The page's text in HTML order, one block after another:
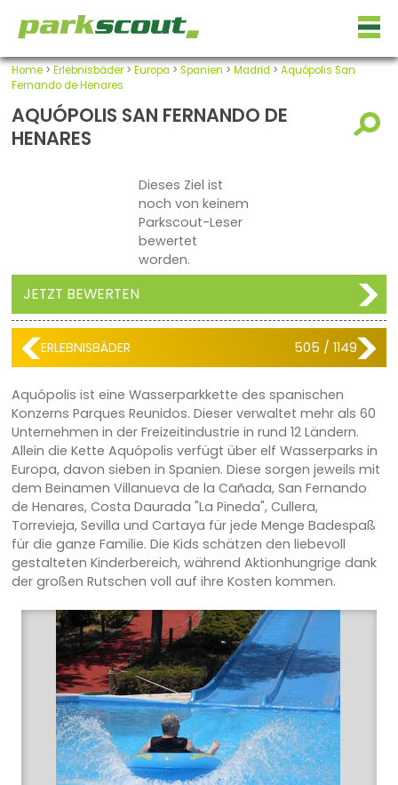
Home> Erlebnisbäder> Europa > Spanien > Madrid > Aquópolis San
Fernando de Henares
AQUÓPOLIS SAN FERNANDO DE
HENARES
Dieses Ziel ist
noch von keinem
Parkscout-Leser
bewertet
worden.
JETZT BEWERTEN
ERLEBNISBÄDER 505 / 1149
Aquópolis ist eine Wasserparkkette des spanischen
Konzerns Parques Reunidos. Dieser verwaltet mehr als 60
Unternehmen in der Freizeitindustrie in rund 12 Ländern.
Allein die Kette Aquópolis verfügt über elf Wasserparks in
Europa, davon sieben in Spanien. Diese sorgen jeweils mit
dem Beinamen Villanueva de la Cañada, San Fernando
de Henares, Costa Daurada "La Pineda", Cullera,
Torrevieja, Sevilla und Cartaya für jede Menge Badespaß
für die ganze Familie. Die Kids schätzen den liebevoll
gestalteten Kinderbereich, während Aktionhungrige dank
der großen Rutschen voll auf ihre Kosten kommen.